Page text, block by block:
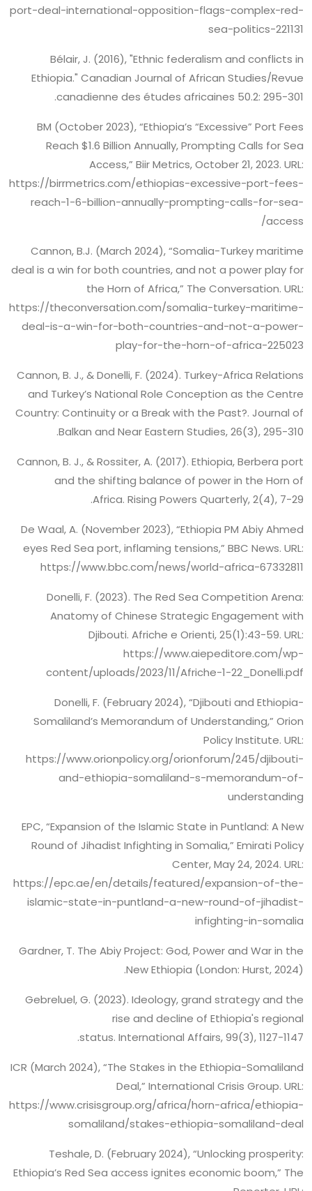
port-deal-international-opposition-flags-complex-red-
sea-politics-221131
Bélair, J. (2016), "Ethnic federalism and conflicts in
Ethiopia." Canadian Journal of African Studies/Revue
canadienne des études africaines 50.2: 295-301.
BM (October 2023), “Ethiopia’s “Excessive” Port Fees
Reach $1.6 Billion Annually, Prompting Calls for Sea
Access,” Biir Metrics, October 21, 2023. URL:
https://birrmetrics.com/ethiopias-excessive-port-fees-
reach-1-6-billion-annually-prompting-calls-for-sea-
access/
Cannon, B.J. (March 2024), “Somalia-Turkey maritime
deal is a win for both countries, and not a power play for
the Horn of Africa,” The Conversation. URL:
https://theconversation.com/somalia-turkey-maritime-
deal-is-a-win-for-both-countries-and-not-a-power-
play-for-the-horn-of-africa-225023
Cannon, B. J., & Donelli, F. (2024). Turkey-Africa Relations
and Turkey’s National Role Conception as the Centre
Country: Continuity or a Break with the Past?. Journal of
Balkan and Near Eastern Studies, 26(3), 295-310.
Cannon, B. J., & Rossiter, A. (2017). Ethiopia, Berbera port
and the shifting balance of power in the Horn of
Africa. Rising Powers Quarterly, 2(4), 7-29.
De Waal, A. (November 2023), “Ethiopia PM Abiy Ahmed
eyes Red Sea port, inflaming tensions,” BBC News. URL:
https://www.bbc.com/news/world-africa-67332811
Donelli, F. (2023). The Red Sea Competition Arena:
Anatomy of Chinese Strategic Engagement with
Djibouti. Afriche e Orienti, 25(1):43-59. URL:
https://www.aiepeditore.com/wp-
content/uploads/2023/11/Afriche-1-22_Donelli.pdf
Donelli, F. (February 2024), “Djibouti and Ethiopia-
Somaliland’s Memorandum of Understanding,” Orion
Policy Institute. URL:
https://www.orionpolicy.org/orionforum/245/djibouti-
and-ethiopia-somaliland-s-memorandum-of-
understanding
EPC, “Expansion of the Islamic State in Puntland: A New
Round of Jihadist Infighting in Somalia,” Emirati Policy
Center, May 24, 2024. URL:
https://epc.ae/en/details/featured/expansion-of-the-
islamic-state-in-puntland-a-new-round-of-jihadist-
infighting-in-somalia
Gardner, T. The Abiy Project: God, Power and War in the
New Ethiopia (London: Hurst, 2024).
Gebreluel, G. (2023). Ideology, grand strategy and the
rise and decline of Ethiopia's regional
status. International Affairs, 99(3), 1127-1147.
ICR (March 2024), “The Stakes in the Ethiopia-Somaliland
Deal,” International Crisis Group. URL:
https://www.crisisgroup.org/africa/horn-africa/ethiopia-
somaliland/stakes-ethiopia-somaliland-deal
Teshale, D. (February 2024), “Unlocking prosperity:
Ethiopia’s Red Sea access ignites economic boom,” The